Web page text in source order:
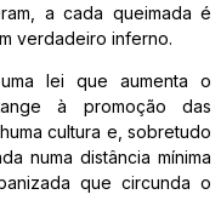
a cada queimada é
verdadeiro inferno.
lei que aumenta o
à promoção das
cultura e, sobretudo
numa distância mínima
que circunda o